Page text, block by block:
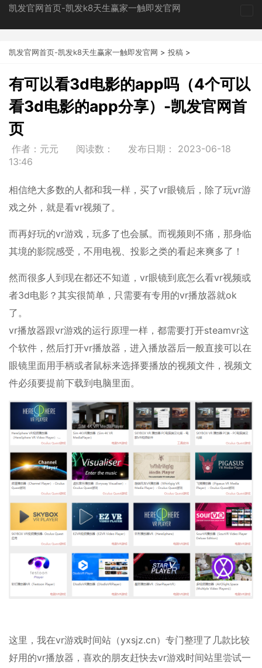
凯发官网首页-凯发k8天生赢家一触即发官网
凯发官网首页-凯发k8天生赢家一触即发官网 > 投稿 >
有可以看3d电影的app吗（4个可以
看3d电影的app分享）-凯发官网首
页
作者：元元 阅读数： 发布日期： 2023-06-18
13:46
相信绝大多数的人都和我一样，买了vr眼镜后，除了玩vr游
戏之外，就是看vr视频了。
而再好玩的vr游戏，玩多了也会腻。而视频则不痛，那身临
其境的影院感受，不用电视、投影之类的看起来爽多了！
然而很多人到现在都还不知道，vr眼镜到底怎么看vr视频或
者3d电影？其实很简单，只需要有专用的vr播放器就ok
了。
vr播放器跟vr游戏的运行原理一样，都需要打开steamvr这
个软件，然后打开vr播放器，进入播放器后一般直接可以在
眼镜里面用手柄或者鼠标来选择要播放的视频文件，视频文
件必须要提前下载到电脑里面。
这里，我在vr游戏时间站（yxsjz.cn）专门整理了几款比较
好用的vr播放器，喜欢的朋友赶快去vr游戏时间站里尝试一